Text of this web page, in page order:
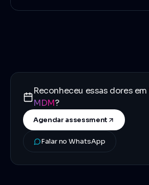
Reconheceu essas dores em
MDM?
Agendar assessment
Falar no WhatsApp